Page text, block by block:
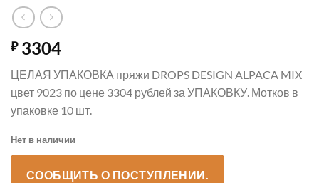
₽3304
ЦЕЛАЯ УПАКОВКА пряжи DROPS DESIGN ALPACA MIX
цвет 9023 по цене 3304 рублей за УПАКОВКУ. Мотков в
упаковке 10 шт.
Нет в наличии
СООБЩИТЬ О ПОСТУПЛЕНИИ.